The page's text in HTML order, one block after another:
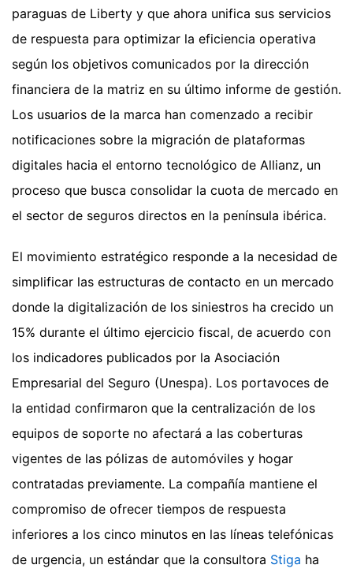
paraguas de Liberty y que ahora unifica sus servicios
de respuesta para optimizar la eficiencia operativa
según los objetivos comunicados por la dirección
financiera de la matriz en su último informe de gestión.
Los usuarios de la marca han comenzado a recibir
notificaciones sobre la migración de plataformas
digitales hacia el entorno tecnológico de Allianz, un
proceso que busca consolidar la cuota de mercado en
el sector de seguros directos en la península ibérica.
El movimiento estratégico responde a la necesidad de
simplificar las estructuras de contacto en un mercado
donde la digitalización de los siniestros ha crecido un
15% durante el último ejercicio fiscal, de acuerdo con
los indicadores publicados por la Asociación
Empresarial del Seguro (Unespa). Los portavoces de
la entidad confirmaron que la centralización de los
equipos de soporte no afectará a las coberturas
vigentes de las pólizas de automóviles y hogar
contratadas previamente. La compañía mantiene el
compromiso de ofrecer tiempos de respuesta
inferiores a los cinco minutos en las líneas telefónicas
de urgencia, un estándar que la consultora Stiga ha